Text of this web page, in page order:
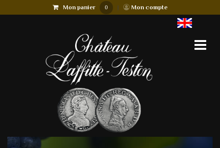
Mon panier 0 | Mon compte